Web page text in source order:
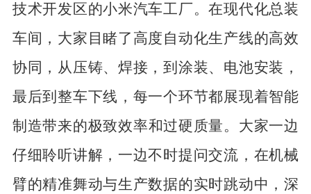
技术开发区的小米汽车工厂。在现代化总装
车间，大家目睹了高度自动化生产线的高效
协同，从压铸、焊接，到涂装、电池安装，
最后到整车下线，每一个环节都展现着智能
制造带来的极致效率和过硬质量。大家一边
仔细聆听讲解，一边不时提问交流，在机械
臂的精准舞动与生产数据的实时跳动中，深